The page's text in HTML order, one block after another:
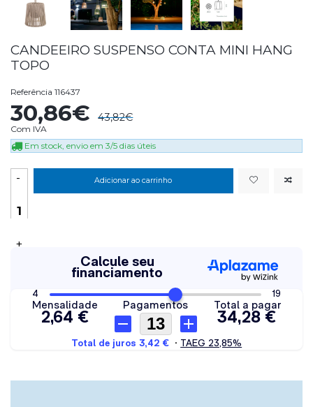
CANDEEIRO SUSPENSO CONTA MINI HANG
TOPO
Referência 116437
30,86€ 43,82€
Com IVA
Em stock, envio em 3/5 dias úteis
-
+
Adicionar ao carrinho